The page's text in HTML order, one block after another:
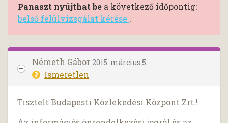
Panaszt nyújthat be a következő időpontig:
belső felülvizsgálat kérése .
Németh Gábor 2015. március 5.
Ismeretlen
Tisztelt Budapesti Közlekedési Központ Zrt.!